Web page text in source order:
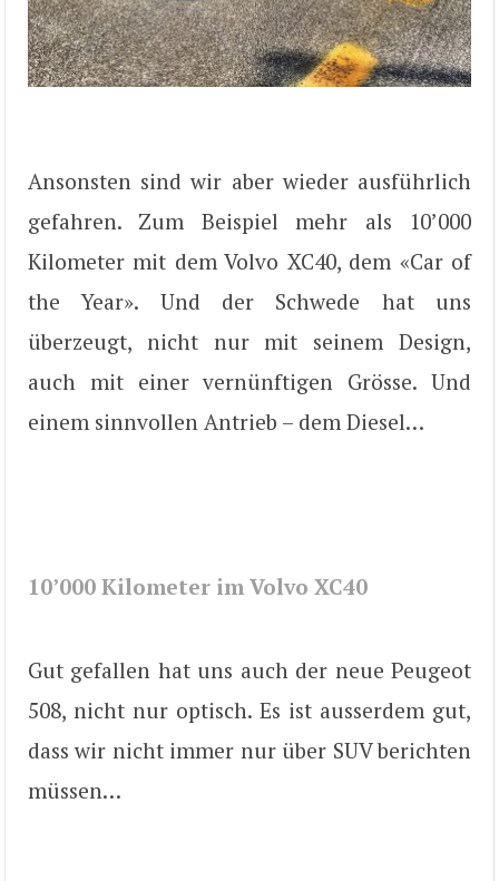
Ansonsten sind wir aber wieder ausführlich
gefahren. Zum Beispiel mehr als 10’000
Kilometer mit dem Volvo XC40, dem «Car of
the Year». Und der Schwede hat uns
überzeugt, nicht nur mit seinem Design,
auch mit einer vernünftigen Grösse. Und
einem sinnvollen Antrieb – dem Diesel…
10’000 Kilometer im Volvo XC40
Gut gefallen hat uns auch der neue Peugeot
508, nicht nur optisch. Es ist ausserdem gut,
dass wir nicht immer nur über SUV berichten
müssen…